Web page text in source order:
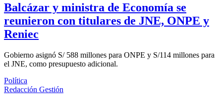
Balcázar y ministra de Economía se
reunieron con titulares de JNE, ONPE y
Reniec
Gobierno asignó S/ 588 millones para ONPE y S/114 millones para
el JNE, como presupuesto adicional.
Política
Redacción Gestión